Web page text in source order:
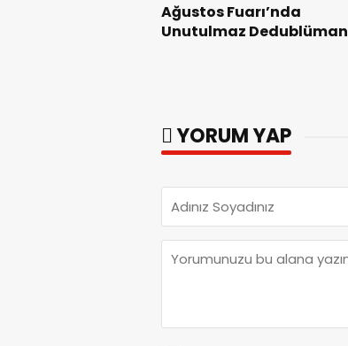
Ağustos Fuarı’nda
Unutulmaz Dedublüman
YORUM YAP